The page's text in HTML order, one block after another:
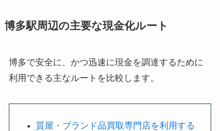
博多駅周辺の主要な現金化ルート
博多で安全に、かつ迅速に現金を調達するために
利用できる主なルートを比較します。
質屋・ブランド品買取専門店を利用する